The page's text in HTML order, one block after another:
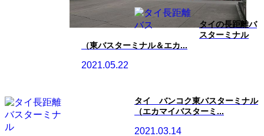
タイの長距離バ
スターミナル
（東バスターミナル＆エカ...
2021.05.22
タイ バンコク東バスターミナル
（エカマイバスターミ...
2021.03.14